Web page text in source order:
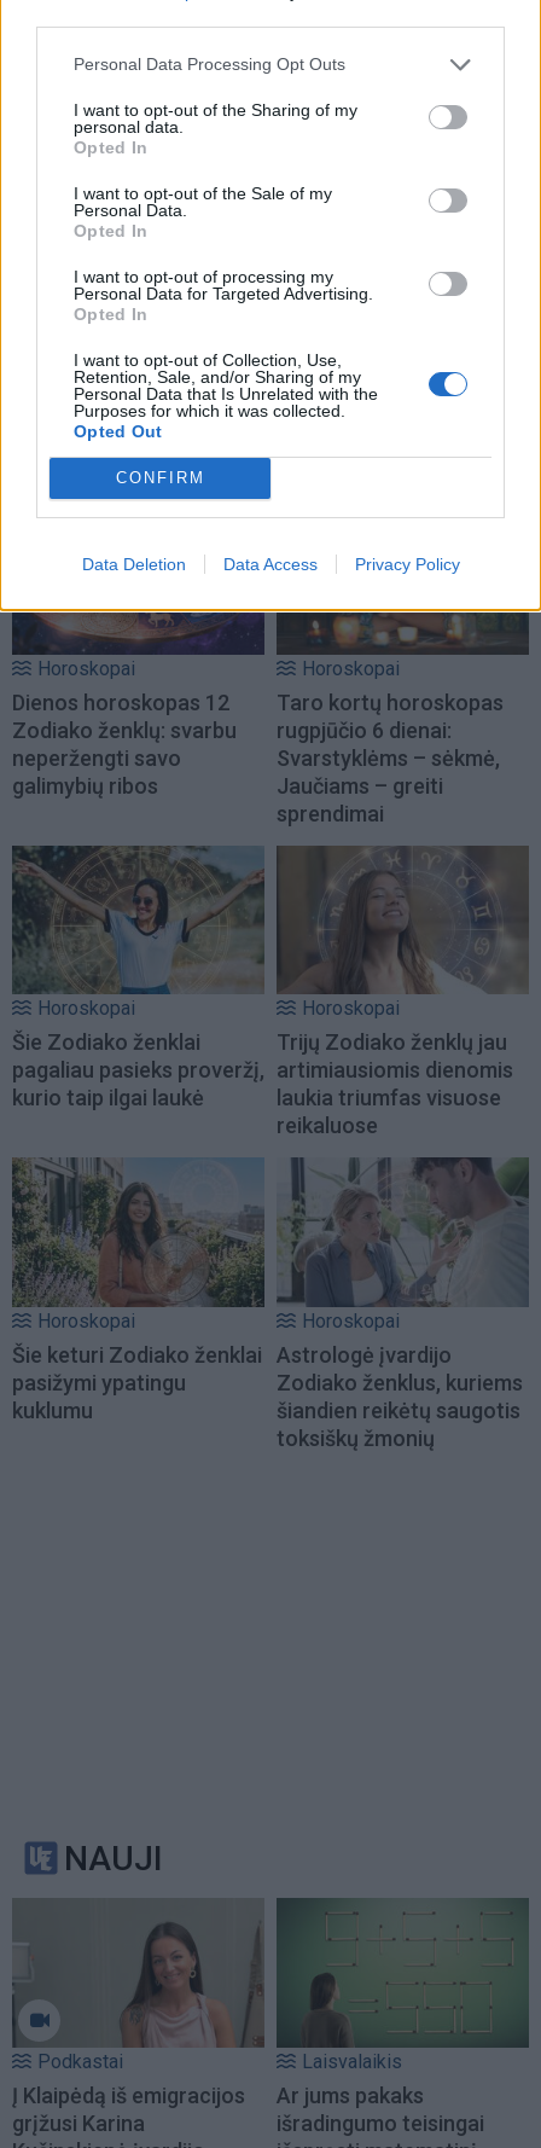
Personal Data Processing Opt Outs
I want to opt-out of the Sharing of my
personal data.
Opted In
I want to opt-out of the Sale of my
Personal Data.
Opted In
I want to opt-out of processing my
Personal Data for Targeted Advertising.
Opted In
I want to opt-out of Collection, Use,
Retention, Sale, and/or Sharing of my
Personal Data that Is Unrelated with the
Purposes for which it was collected.
Opted Out
CONFIRM
Data Deletion Data Access Privacy Policy
TAIP PAT SKAITYKITE
Horoskopai
išsiskiria ypatingu
kuklumu
Horoskopai
rugpjūčio 10 – 16
dienoms: santykiuose ir
finansiniuose reikaluose
Horoskopai
Dienos horoskopas 12
Zodiako ženklų: svarbu
neperžengti savo
galimybių ribos
Horoskopai
Taro kortų horoskopas
rugpjūčio 6 dienai:
Svarstyklėms – sėkmė,
Jaučiams – greiti
sprendimai
Horoskopai
Šie Zodiako ženklai
pagaliau pasieks proveržį,
kurio taip ilgai laukė
Horoskopai
Trijų Zodiako ženklų jau
artimiausiomis dienomis
laukia triumfas visuose
reikaluose
Horoskopai
Šie keturi Zodiako ženklai
pasižymi ypatingu
kuklumu
Horoskopai
Astrologė įvardijo
Zodiako ženklus, kuriems
šiandien reikėtų saugotis
toksiškų žmonių
NAUJI
Podkastai
Į Klaipėdą iš emigracijos
grįžusi Karina
Laisvalaikis
Ar jums pakaks
išradingumo teisingai